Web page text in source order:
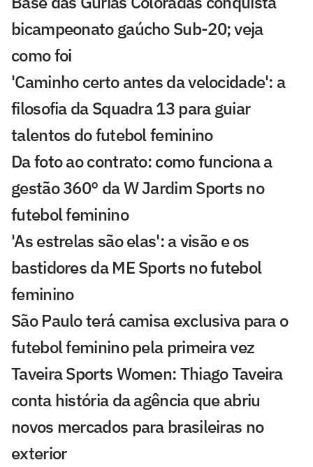
bicampeonato gaúcho Sub-20; veja
como foi
'Caminho certo antes da velocidade': a
filosofia da Squadra 13 para guiar
talentos do futebol feminino
Da foto ao contrato: como funciona a
gestão 360° da W Jardim Sports no
futebol feminino
'As estrelas são elas': a visão e os
bastidores da ME Sports no futebol
feminino
São Paulo terá camisa exclusiva para o
futebol feminino pela primeira vez
Taveira Sports Women: Thiago Taveira
conta história da agência que abriu
novos mercados para brasileiras no
exterior